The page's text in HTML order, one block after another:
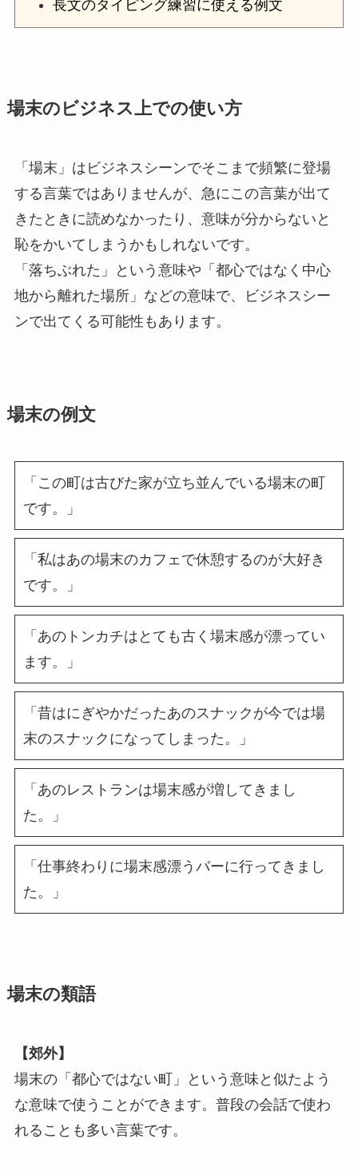
長文のタイピング練習に使える例文
場末のビジネス上での使い方
「場末」はビジネスシーンでそこまで頻繁に登場
する言葉ではありませんが、急にこの言葉が出て
きたときに読めなかったり、意味が分からないと
恥をかいてしまうかもしれないです。
「落ちぶれた」という意味や「都心ではなく中心
地から離れた場所」などの意味で、ビジネスシー
ンで出てくる可能性もあります。
場末の例文
「この町は古びた家が立ち並んでいる場末の町
です。」
「私はあの場末のカフェで休憩するのが大好き
です。」
「あのトンカチはとても古く場末感が漂ってい
ます。」
「昔はにぎやかだったあのスナックが今では場
末のスナックになってしまった。」
「あのレストランは場末感が増してきまし
た。」
「仕事終わりに場末感漂うバーに行ってきまし
た。」
場末の類語
【郊外】
場末の「都心ではない町」という意味と似たよう
な意味で使うことができます。普段の会話で使わ
れることも多い言葉です。